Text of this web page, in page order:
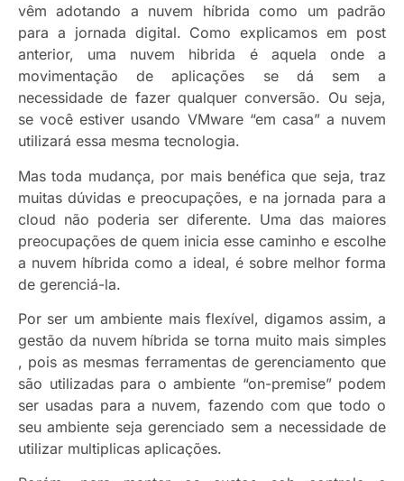
vêm adotando a nuvem híbrida como um padrão
para a jornada digital. Como explicamos em post
anterior, uma nuvem hibrida é aquela onde a
movimentação de aplicações se dá sem a
necessidade de fazer qualquer conversão. Ou seja,
se você estiver usando VMware “em casa” a nuvem
utilizará essa mesma tecnologia.
Mas toda mudança, por mais benéfica que seja, traz
muitas dúvidas e preocupações, e na jornada para a
cloud não poderia ser diferente. Uma das maiores
preocupações de quem inicia esse caminho e escolhe
a nuvem híbrida como a ideal, é sobre melhor forma
de gerenciá-la.
Por ser um ambiente mais flexível, digamos assim, a
gestão da nuvem híbrida se torna muito mais simples
, pois as mesmas ferramentas de gerenciamento que
são utilizadas para o ambiente “on-premise” podem
ser usadas para a nuvem, fazendo com que todo o
seu ambiente seja gerenciado sem a necessidade de
utilizar multiplicas aplicações.